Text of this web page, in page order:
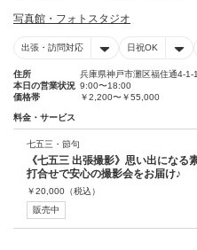
写真館・フォトスタジオ
出張・訪問対応 日祝OK
住所
兵庫県神戸市灘区福住通4-1-1
本日の営業状況 9:00〜18:00
価格帯
￥2,200〜￥55,000
料金・サービス
七五三・節句
《七五三 出張撮影》思い出にな
打合せで安心の撮影会をお届け♪
￥20,000 （税込）
販売中